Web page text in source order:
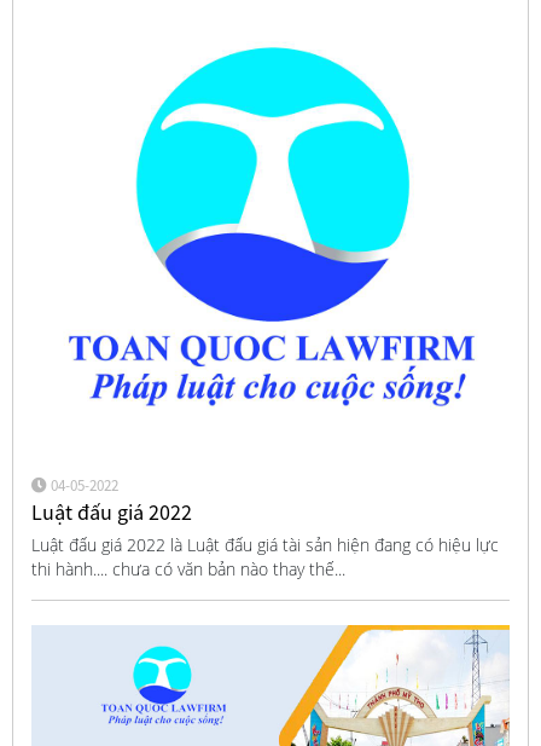
04-05-2022
Luật đấu giá 2022
Luật đấu giá 2022 là Luật đấu giá tài sản hiện đang có hiệu lực
thi hành.... chưa có văn bản nào thay thế...